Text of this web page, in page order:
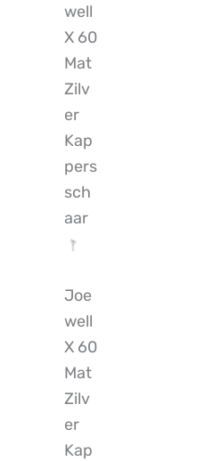
well
X 60
Mat
Zilv
er
Kap
pers
sch
aar
Joe
well
X 60
Mat
Zilv
er
Kap